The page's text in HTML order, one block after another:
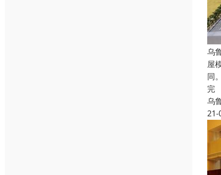
乌
屋
同
完
乌
21-